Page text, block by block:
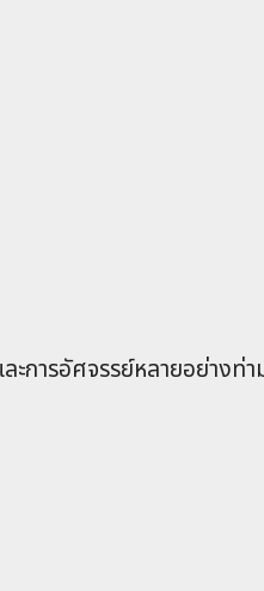
ารอัศจรรย์หลายอย่างท่า